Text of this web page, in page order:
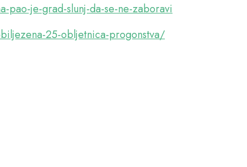
je-grad-slunj-da-se-ne-zaboravi
25-obljetnica-progonstva/